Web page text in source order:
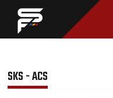
SKS - ACS